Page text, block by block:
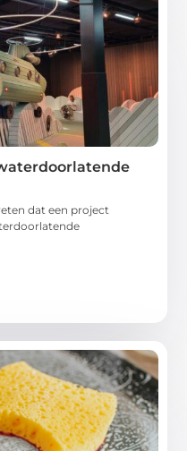
dat een project